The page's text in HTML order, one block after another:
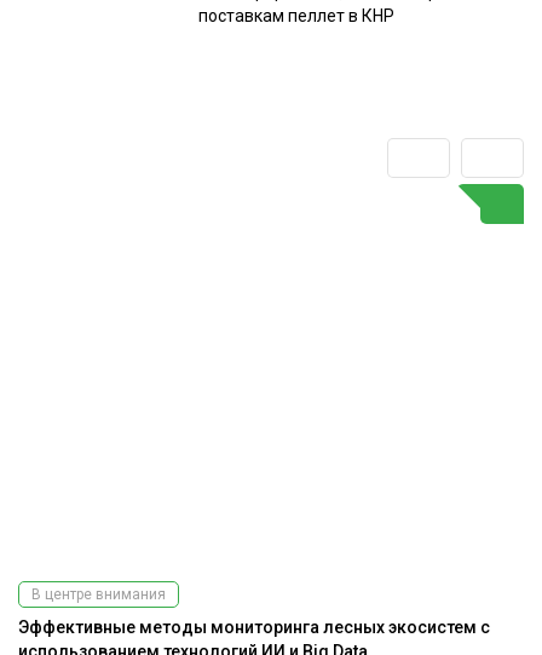
поставкам пеллет в КНР
В центре внимания
Эффективные методы мониторинга лесных экосистем с